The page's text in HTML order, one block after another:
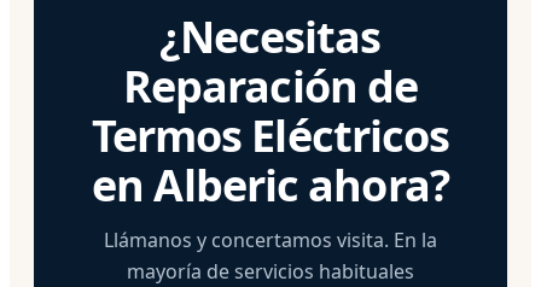
¿Necesitas
Reparación de
Termos Eléctricos
en Alberic ahora?
Llámanos y concertamos visita. En la
mayoría de servicios habituales